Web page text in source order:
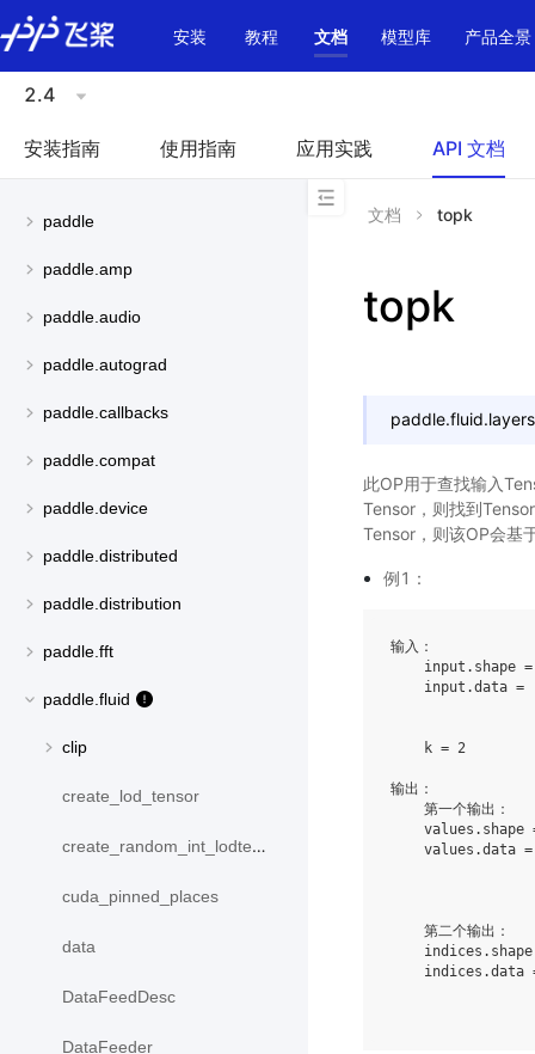
\u200E
安装
教程 文档 模型库 产品全景
2.4
安装指南 使用指南 应用实践 API 文档
paddle
paddle.amp
paddle.audio
paddle.autograd
paddle.callbacks
paddle.compat
paddle.device
paddle.distributed
paddle.distribution
paddle.fft
paddle.fluid
clip
create_lod_tensor
create_random_int_lodtensor
cuda_pinned_places
data
DataFeedDesc
DataFeeder
文档 topk
topk
此OP用于查找输入
Tensor，则找到
Tensor，则该OP会基
例1：
输入：
input.shape
input.data =
    k = 2
输出：
    第一个输出：
values.shape
values.data
    第二个输出：
indices.data